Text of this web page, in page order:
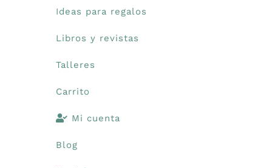
Ideas para regalos
Libros y revistas
Talleres
Carrito
Mi cuenta
Blog